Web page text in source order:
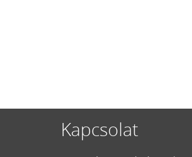
Kapcsolat